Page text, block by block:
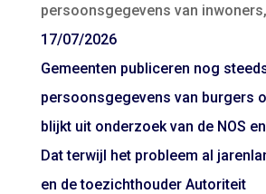
persoonsgegevens van
17/07/2026
Gemeenten publiceren nog
persoonsgegevens van burgers
blijkt uit onderzoek van de NOS
Dat terwijl het probleem al
en de toezichthouder Autoriteit